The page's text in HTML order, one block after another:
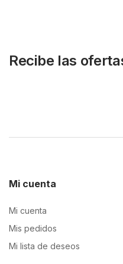
Recibe las
Mi cuenta
Mi cuenta
Mis pedidos
Mi lista de deseos